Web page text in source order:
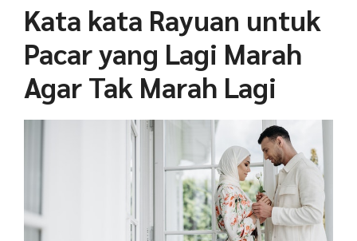
Kata kata Rayuan untuk
Pacar yang Lagi Marah
Agar Tak Marah Lagi